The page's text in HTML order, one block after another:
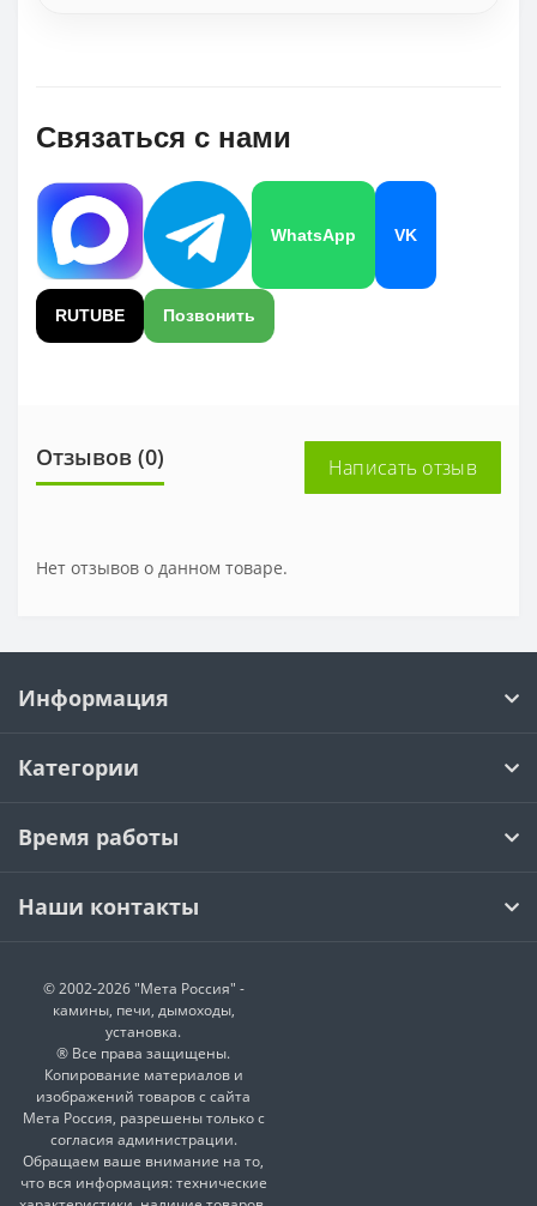
Связаться с нами
WhatsApp VK
RUTUBE Позвонить
Отзывов (0) Написать отзыв
Нет отзывов о данном товаре.
Информация
Категории
Время работы
Наши контакты
© 2002-2026 "Мета Россия" -
камины, печи, дымоходы,
установка.
® Все права защищены.
Копирование материалов и
изображений товаров с сайта
Мета Россия, разрешены только с
согласия администрации.
Обращаем ваше внимание на то,
что вся информация: технические